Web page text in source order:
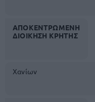
ΑΠΟΚΕΝΤΡΩΜΕΝΗ
ΔΙΟΙΚΗΣΗ ΚΡΗΤΗΣ
Χανίων